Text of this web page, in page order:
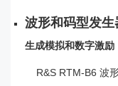
波形和码型发生
生成模拟和数字激励
R&S RTM-B6 波